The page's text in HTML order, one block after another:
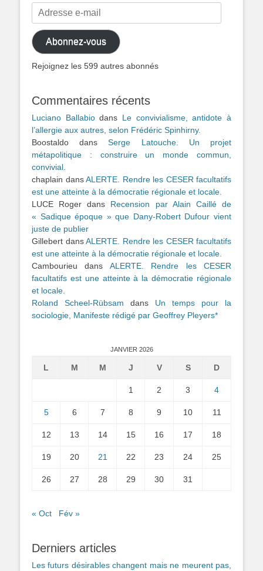
Adresse
mail
Abonnez-vous
Rejoignez les 599 autres abonnés
Commentaires récents
Luciano Ballabiodans Le convivialisme, antidote à
l’allergie aux autres, selon Frédéric Spinhirny.
Boostaldo dansSerge Latouche. Un projet
métapolitique : construire un monde commun,
convivial.
chaplain dansALERTE. Rendre les CESER facultatifs
est une atteinte à la démocratie régionale et locale.
LUCE Roger dans Recension par Alain Caillé de
« Sadique époque » que Dany-Robert Dufour vient
juste de publier
Gillebert dansALERTE. Rendre les CESER facultatifs
est une atteinte à la démocratie régionale et locale.
Cambourieu dans ALERTE. Rendre les CESER
facultatifs est une atteinte à la démocratie régionale
et locale.
Roland Scheel-Rübsam dans Un temps pour la
sociologie, Manifeste rédigé par Geoffrey Pleyers*
JANVIER 2026
L M M J V S D
1 2 3 4
5 6 7 8 9 10 11
12 13 14 15 16 17 18
19 20 21 22 23 24 25
26 27 28 29 30 31
« Oct Fév »
Derniers articles
Les futurs désirables changent mais ne meurent pas,